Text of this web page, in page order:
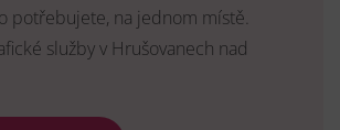
potřebujete, na jednom místě.
služby v Hrušovanech nad